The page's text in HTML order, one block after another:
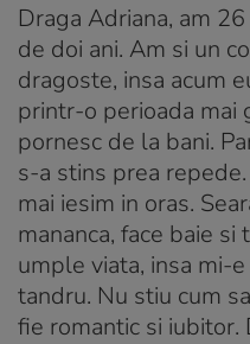
Draga Adriana, am
de doi ani. Am si un
dragoste, insa acum
printr-o perioada mai
pornesc de la bani.
s-a stins prea
mai iesim in oras.
mananca, face baie si
umple viata, insa mi-
tandru. Nu stiu cum
fie romantic si iubitor.